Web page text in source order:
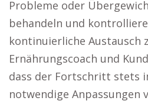
Probleme oder
behandeln und
kontinuierliche Austausch
Ernährungscoach und
dass der Fortschritt stets
notwendige Anpassungen